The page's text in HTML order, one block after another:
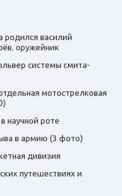
родился василий
оружейник
системы смита-
мотострелковая
научной роте
в армию (3 фото)
дивизия
путешествиях и